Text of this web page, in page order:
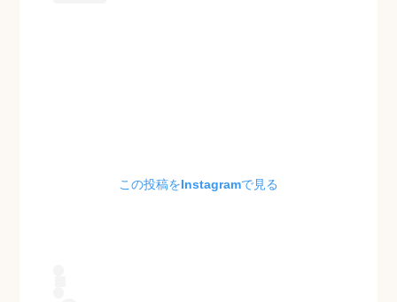
この投稿をInstagramで見る